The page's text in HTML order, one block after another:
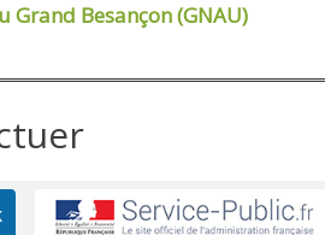
Besançon (GNAU)